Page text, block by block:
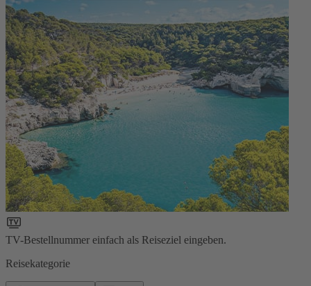
TV-Bestellnummer einfach als Reiseziel eingeben.
Reisekategorie